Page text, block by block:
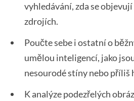
vyhledávání, zda se
zdrojích.
Poučte sebe i ostatní o
umělou inteligencí, jako
nesourodé stíny nebo příliš
K analýze podezřelých